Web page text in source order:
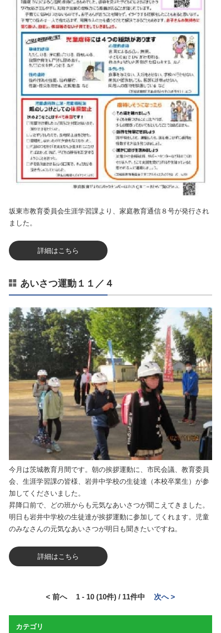
坂東市教育委員会生涯学習課より、家庭教育通信８号が発行され
ました。
詳細はこちら
あいさつ運動１１／４
今月は茨城教育月間です。朝の挨拶運動に、市民会議、教育委員
会、生涯学習課の皆様、岩井中学校の生徒達（本校卒業生）が参
加してくださいました。
昇降口前で、どの班からも元気なあいさつが聞こえてきました。
明日も岩井中学校の生徒達が挨拶運動に参加してくれます。児童
のみなさんの元気なあいさつが明日も聞きたいですね。
詳細はこちら
< 前へ 1 - 10 (10件) / 11件中 次へ >
カテゴリ